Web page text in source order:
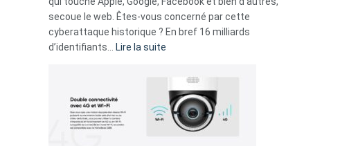
avec
9
amis
secoue le web. Êtes-vous concerné par cette
cyberattaque historique ? En bref 16 milliards
d’identifiants…
Lire la suite
record
La
fuite